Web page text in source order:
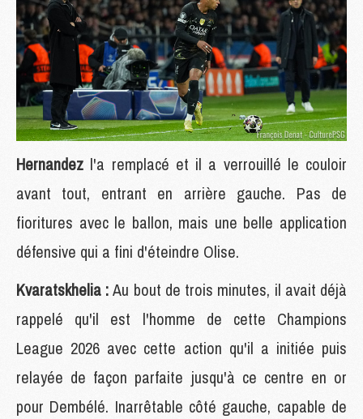
Hernandez l'a remplacé et il a verrouillé le couloir
avant tout, entrant en arrière gauche. Pas de
fioritures avec le ballon, mais une belle application
défensive qui a fini d'éteindre Olise.
Kvaratskhelia :Au bout de trois minutes, il avait déjà
rappelé qu'il est l'homme de cette Champions
League 2026 avec cette action qu'il a initiée puis
relayée de façon parfaite jusqu'à ce centre en or
pour Dembélé. Inarrêtable côté gauche, capable de